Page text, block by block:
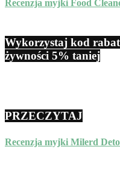
Recenzja myjki Food
Wykorzystaj kod
żywności 5% taniej
PRZECZYTAJ
Recenzja myjki Milerd